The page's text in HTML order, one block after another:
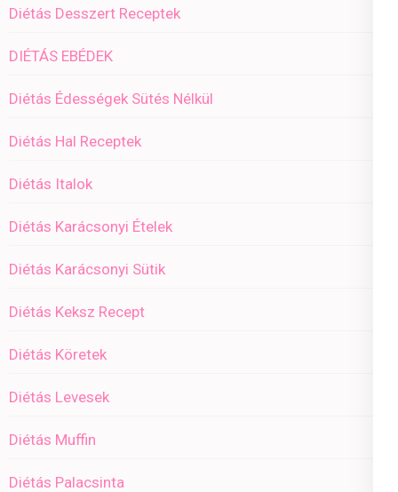
Diétás Desszert Receptek
DIÉTÁS EBÉDEK
Diétás Édességek Sütés Nélkül
Diétás Hal Receptek
Diétás Italok
Diétás Karácsonyi Ételek
Diétás Karácsonyi Sütik
Diétás Keksz Recept
Diétás Köretek
Diétás Levesek
Diétás Muffin
Diétás Palacsinta